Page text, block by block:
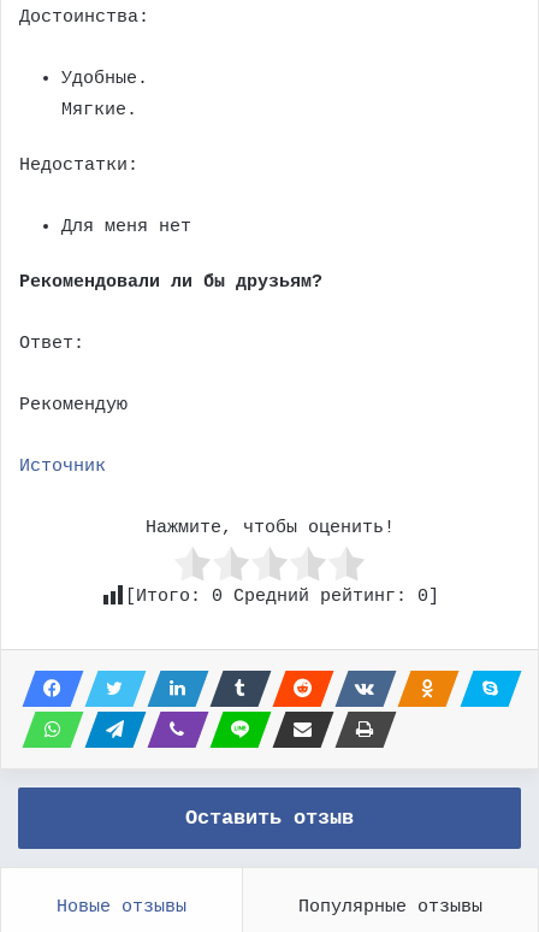
Достоинства:
Удобные.
Мягкие.
Недостатки:
Для меня нет
Рекомендовали ли бы друзьям?
Ответ:
Рекомендую
Источник
Нажмите, чтобы оценить!
[Итого: 0 Средний рейтинг: 0
Оставить отзыв
Новые отзывы Популярные отзывы